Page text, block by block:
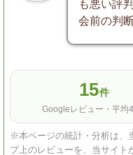
も悪い評
会前の判
15件
Googleレビュー・平均
※本ページの統計・分析は、
プ上のレビューを、当サイト